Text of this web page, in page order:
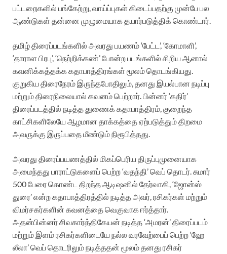
பட்டறைகளில் பங்கேற்று, வாய்ப்புகள் கிடைப்பதற்கு முன்பே பல
ஆண்டுகள் தன்னை முழுமையாக தயார்படுத்திக் கொண்டார்.
தமிழ் திரைப்படங்களில் அவரது பயணம் ‘பேட்ட’, ‘கோமாளி’,
‘தாராள பிரபு’, ‘நெற்றிக்கண்’ போன்ற படங்களில் சிறிய ஆனால்
கவனிக்கத்தக்க கதாபாத்திரங்கள் மூலம் தொடங்கியது.
குறுகிய திரைநேரம் இருந்தபோதிலும், தனது இயல்பான நடிப்பு
மற்றும் திரைநிலையால் கவனம் பெற்றார். பின்னர் ‘கதிர்’
திரைப்படத்தில் நடித்த துணைக் கதாபாத்திரம், குறைந்த
காட்சிகளிலேயே ஆழமான தாக்கத்தை ஏற்படுத்தும் திறமை
அவருக்கு இருப்பதை மீண்டும் நிரூபித்தது.
அவரது திரைப்பயணத்தில் மிகப்பெரிய திருப்புமுனையாக
அமைந்தது பாராட்டுகளைப் பெற்ற ‘வதந்தி’ வெப் தொடர். சுமார்
500 பேரை கொண்ட திறந்த ஆடிஷனில் தேர்வாகி, ‘ஜோன்ஸ்
துரை’ என்ற கதாபாத்திரத்தில் நடித்த அவர், ரசிகர்கள் மற்றும்
விமர்சகர்களின் கவனத்தை வெகுவாக ஈர்த்தார்.
அதன்பின்னர் சிவகார்த்திகேயன் நடித்த ‘அமரன்’ திரைப்படம்
மற்றும் இளம் ரசிகர்களிடையே நல்ல வரவேற்பைப் பெற்ற ‘ஹே
லீலா’ வெப் தொடரிலும் நடித்ததன் மூலம் தனது ரசிகர்